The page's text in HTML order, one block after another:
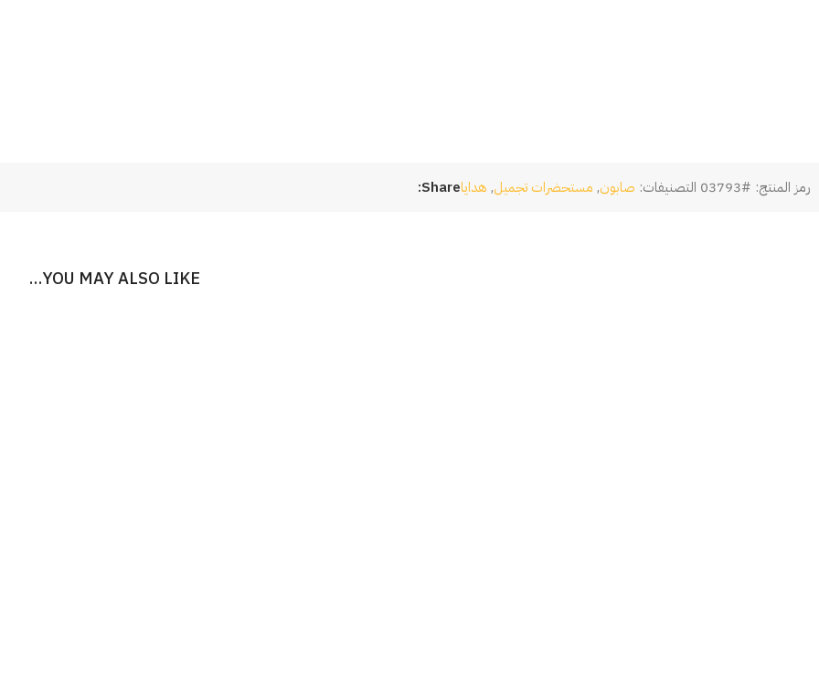
رمز المنتج: #03793 التصنيفات: صابون, مستحضرات تجميل, هداياShare:
YOU MAY ALSO LIKE…